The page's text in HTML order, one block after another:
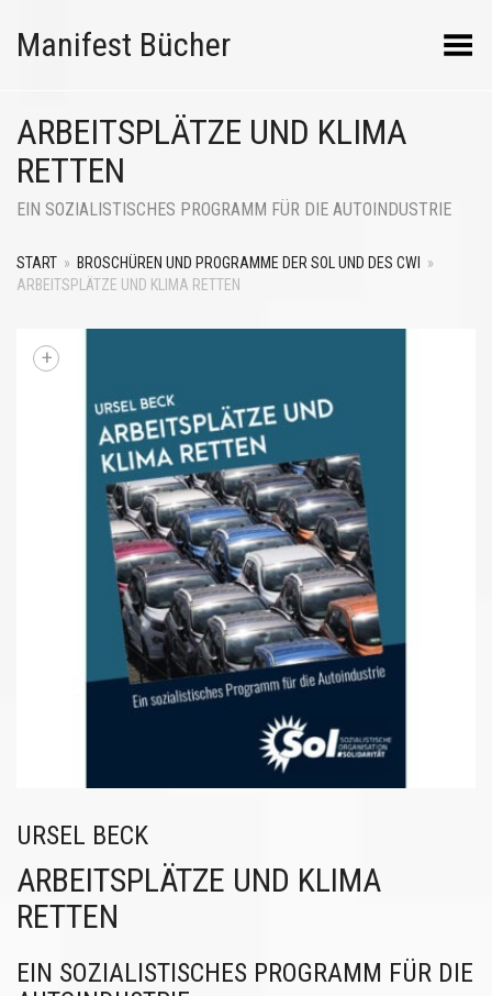
Manifest Bücher Menü umschalten
ARBEITSPLÄTZE UND KLIMA
RETTEN
EIN SOZIALISTISCHES PROGRAMM FÜR DIE AUTOINDUSTRIE
START » BROSCHÜREN UND PROGRAMME DER SOL UND DES CWI
»
ARBEITSPLÄTZE UND KLIMA RETTEN
+
URSEL BECK
ARBEITSPLÄTZE UND KLIMA
RETTEN
EIN SOZIALISTISCHES PROGRAMM FÜR DIE